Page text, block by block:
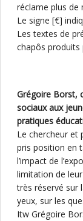
réclame plus de
Le signe [€]
Les textes de
chapôs produits
Grégoire Borst,
sociaux aux
pratiques
Le chercheur et
pris position en
l’impact de
limitation de
très réservé sur
yeux, sur les
Itw Grégoire